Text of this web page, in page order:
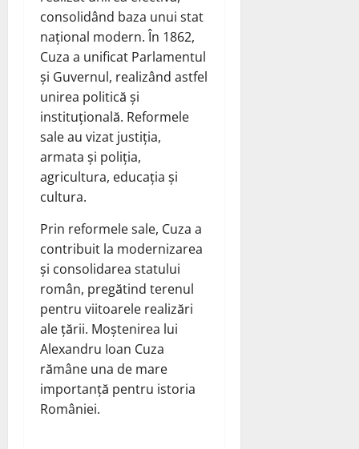
consolidând baza unui stat
național modern. În 1862,
Cuza a unificat Parlamentul
și Guvernul, realizând astfel
unirea politică și
instituțională. Reformele
sale au vizat justiția,
armata și poliția,
agricultura, educația și
cultura.
Prin reformele sale, Cuza a
contribuit la modernizarea
și consolidarea statului
român, pregătind terenul
pentru viitoarele realizări
ale țării. Moștenirea lui
Alexandru Ioan Cuza
rămâne una de mare
importanță pentru istoria
României.